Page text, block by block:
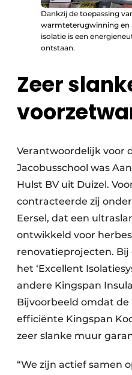
Dankzij de toepassing
warmteterugwinning en
isolatie is een
ontstaan.
Zeer
Verantwoordelijk voor
Jacobusschool was
Hulst BV uit Duizel.
contracteerde zij
Eersel, dat een
ontwikkeld voor
renovatieprojecten.
het ‘Excellent
andere Kingspan
Bijvoorbeeld omdat
efficiënte Kingspan
zeer slanke muur
“We zijn actief samen